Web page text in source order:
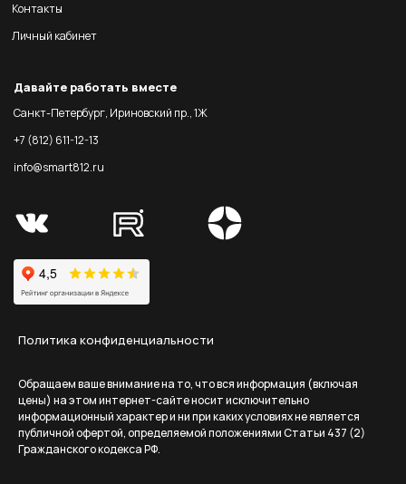
Контакты
Личный кабинет
Давайте работать вместе
Санкт-Петербург, Ириновский пр., 1Ж
+7 (812) 611-12-13
info@smart812.ru
Политика конфиденциальности
Обращаем ваше внимание на то, что вся информация (включая
цены) на этом интернет-сайте носит исключительно
информационный характер и ни при каких условиях не является
публичной офертой, определяемой положениями Статьи 437 (2)
Гражданского кодекса РФ.